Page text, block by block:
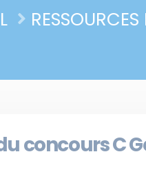
concours C